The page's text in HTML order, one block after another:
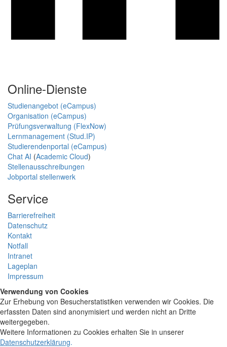
Online-Dienste
Studienangebot (eCampus)
Organisation (eCampus)
Prüfungsverwaltung (FlexNow)
Lernmanagement (Stud.IP)
Studierendenportal (eCampus)
Chat AI (Academic Cloud)
Stellenausschreibungen
Jobportal stellenwerk
Service
Barrierefreiheit
Datenschutz
Kontakt
Notfall
Intranet
Lageplan
Impressum
Verwendung von Cookies
Zur Erhebung von Besucherstatistiken verwenden wir Cookies. Die
erfassten Daten sind anonymisiert und werden nicht an Dritte
weitergegeben.
Weitere Informationen zu Cookies erhalten Sie in unserer
Datenschutzerklärung.